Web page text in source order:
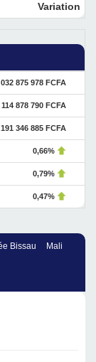
Variation
875 978 FCFA
878 790 FCFA
346 885 FCFA
0,66%
0,79%
0,47%
Bissau Mali